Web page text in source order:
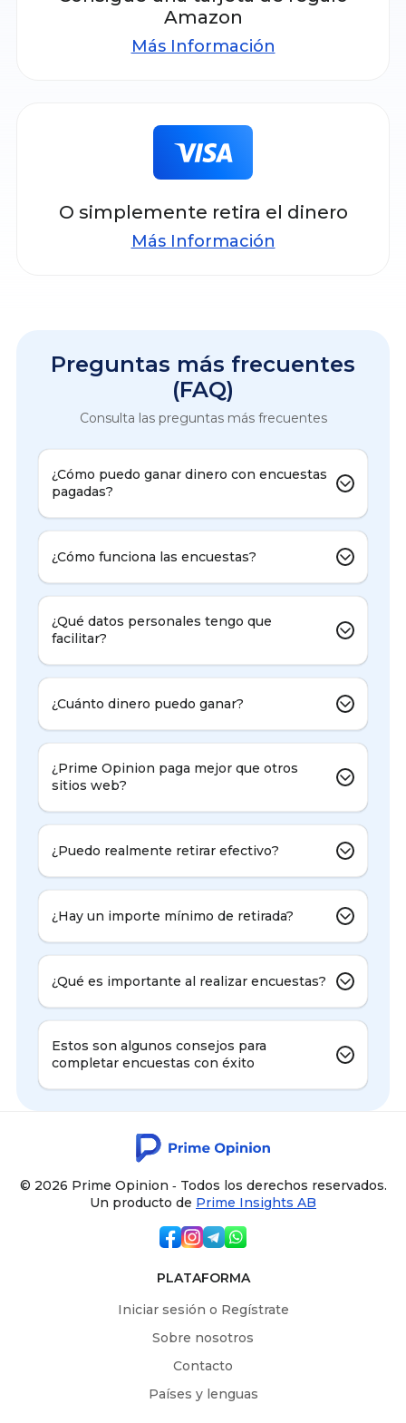
Amazon
Más Información
O simplemente retira el dinero
Más Información
Preguntas más frecuentes
(FAQ)
Consulta las preguntas más frecuentes
¿Cómo puedo ganar dinero con encuestas
pagadas?
¿Cómo funciona las encuestas?
¿Qué datos personales tengo que
facilitar?
¿Cuánto dinero puedo ganar?
¿Prime Opinion paga mejor que otros
sitios web?
¿Puedo realmente retirar efectivo?
¿Hay un importe mínimo de retirada?
¿Qué es importante al realizar encuestas?
Estos son algunos consejos para
completar encuestas con éxito
© 2026 Prime Opinion ‐ Todos los derechos reservados.
Un producto de Prime Insights AB
PLATAFORMA
Iniciar sesión o Regístrate
Sobre nosotros
Contacto
Países y lenguas